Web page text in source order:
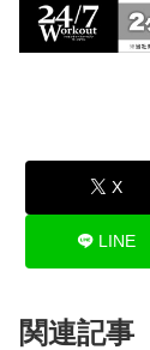
X
LINE
関連記事